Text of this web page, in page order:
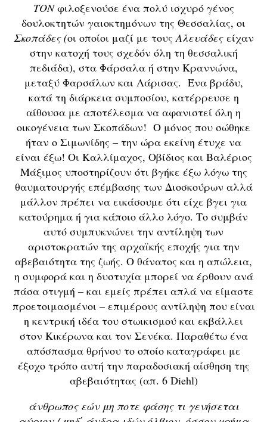
ΤΟΝφιλοξενούσε ένα πολύ ισχυρό γένος
δουλοκτητών γαιοκτημόνων της Θεσσαλίας, οι
Σκοπάδες (οι οποίοι μαζί με τουςΑλευάδεςείχαν
στην κατοχή τους σχεδόν όλη τη θεσσαλική
πεδιάδα), στα Φάρσαλα ή στην Κραννώνα,
μεταξύ Φαρσάλων και Λάρισας. Ένα βράδυ,
κατά τη διάρκεια συμποσίου, κατέρρευσε η
αίθουσα με αποτέλεσμα να αφανιστεί όλη η
οικογένεια των Σκοπάδων! Ο μόνος που σώθηκε
ήταν ο Σιμωνίδης – την ώρα εκείνη έτυχε να
είναι έξω! Οι Καλλίμαχος, Οβίδιος και Βαλέριος
Μάξιμος υποστηρίζουν ότι βγήκε έξω λόγω της
θαυματουργής επέμβασης των Διοσκούρων αλλά
μάλλον πρέπει να εικάσουμε ότι είχε βγει για
κατούρημα ή για κάποιο άλλο λόγο. Το συμβάν
αυτό συμπυκνώνει την αντίληψη των
αριστοκρατών της αρχαϊκής εποχής για την
αβεβαιότητα της ζωής. Ο θάνατος και η απώλεια,
η συμφορά και η δυστυχία μπορεί να έρθουν ανά
πάσα στιγμή – και εμείς πρέπει απλά να είμαστε
προετοιμασμένοι – επιμέρους αντίληψη που είναι
η κεντρική ιδέα του στωικισμού και εκβάλλει
στον Κικέρωνα και τον Σενέκα. Παραθέτω ένα
απόσπασμα θρήνου το οποίο καταγράφει με
έξοχο τρόπο αυτή την παραδοσιακή αίσθηση της
αβεβαιότητας (απ. 6 Diehl)
άνθρωπος εών μη ποτε φάσης τι γενήσεται